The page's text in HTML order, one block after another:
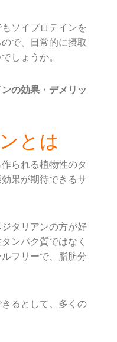
ソイプロテインを
で、日常的に摂取
しょうか。
の効果・デメリッ
とは
られる植物性のタ
果が期待できるサ
タリアンの方が好
ンパク質ではなく
フリーで、脂肪分
るとして、多くの